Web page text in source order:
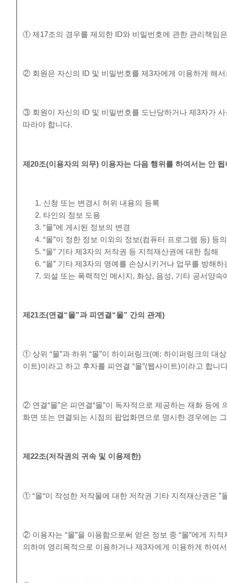
① 제17조의 경우를 제외한 ID와 비밀번호에 관한 관리책임
② 회원은 자신의 ID 및 비밀번호를 제3자에게 이용하게 해
③ 회원이 자신의 ID 및 비밀번호를 도난당하거나 제3자가
따라야 합니다.
제20조(이용자의 의무) 이용자는 다음 행위를 하여서는 안 됩
신청 또는 변경시 허위 내용의 등록
타인의 정보 도용
“몰”에 게시된 정보의 변경
“몰”이 정한 정보 이외의 정보(컴퓨터 프로그램 등) 등
“몰” 기타 제3자의 저작권 등 지적재산권에 대한 침해
“몰” 기타 제3자의 명예를 손상시키거나 업무를 방해하
외설 또는 폭력적인 메시지, 화상, 음성, 기타 공서양
제21조(연결 “몰”과 피연결 “몰” 간의 관계)
① 상위 “몰”과 하위 “몰”이 하이퍼링크(예: 하이퍼링크의 대
이트)이라고 하고 후자를 피연결 “몰”(웹사이트)이라고 합니
② 연결“몰”은 피연결“몰”이 독자적으로 제공하는 재화 등에
화면 또는 연결되는 시점의 팝업화면으로 명시한 경우에는
제22조(저작권의 귀속 및 이용제한)
① “몰“이 작성한 저작물에 대한 저작권 기타 지적재산권은 ”
② 이용자는 “몰”을 이용함으로써 얻은 정보 중 “몰”에게 지
의하여 영리목적으로 이용하거나 제3자에게 이용하게 하여